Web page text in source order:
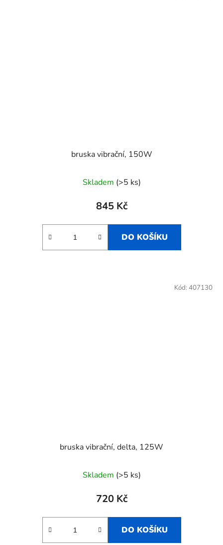
bruska vibrační, 150W
Skladem (>5 ks)
845 Kč
DO KOŠÍKU
bruska vibrační, delta, 125W
Skladem (>5 ks)
720 Kč
DO KOŠÍKU
Kód: 407130